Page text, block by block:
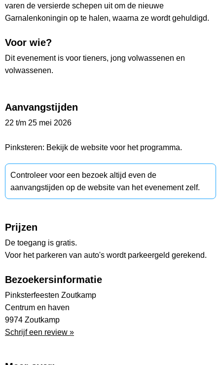
varen de versierde schepen uit om de nieuwe
Garnalenkoningin op te halen, waarna ze wordt gehuldigd.
Voor wie?
Dit evenement is voor tieners, jong volwassenen en
volwassenen.
Aanvangstijden
22 t/m 25 mei 2026
Pinksteren: Bekijk de website voor het programma.
Controleer voor een bezoek altijd even de
aanvangstijden op de website van het evenement zelf.
Prijzen
De toegang is gratis.
Voor het parkeren van auto's wordt parkeergeld gerekend.
Bezoekersinformatie
Pinksterfeesten Zoutkamp
Centrum en haven
9974 Zoutkamp
Schrijf een review »